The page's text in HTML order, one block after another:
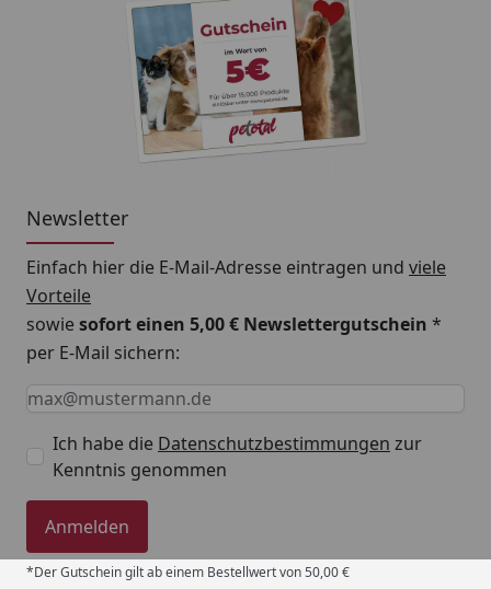
Newsletter
Einfach hier die E-Mail-Adresse eintragen und viele
Vorteile
sowiesofort einen 5,00 € Newslettergutschein *
per E-Mail sichern:
Keine Eingabe erforderlich
Eingabe erforderlich
E-Mail *
Ich habe die Datenschutzbestimmungen zur
Kenntnis genommen
Anmelden
*Der Gutschein gilt ab einem Bestellwert von 50,00 €